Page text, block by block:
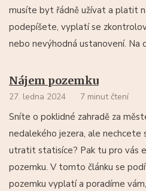
musíte byt řádně užívat a platit
podepíšete, vyplatí se
nebo nevýhodná ustanovení. Na
Nájem pozemku
27. ledna 2024 7 minut čtení
Sníte o poklidné zahradě za
nedalekého jezera, ale nechcete
utratit statisíce? Pak tu pro vás
pozemku. V tomto článku se
pozemku vyplatí a poradíme